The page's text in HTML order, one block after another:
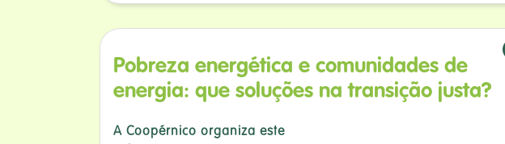
Pobreza energética e comunidades de
energia: que soluções na transição justa?
A Coopérnico organiza este